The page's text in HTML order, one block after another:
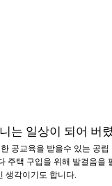
는 일상이 되어 버
공교육을 받을수 있는 공
주택 구입을 위해 발걸음을
생각이기도 합니다.